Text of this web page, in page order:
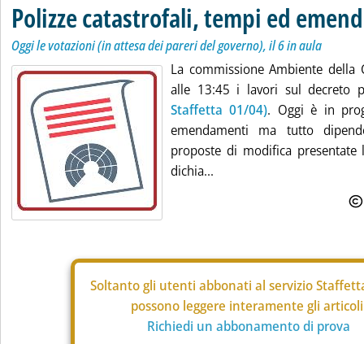
Polizze catastrofali, tempi ed
Oggi le votazioni (in attesa dei pareri del governo), il 6 in aula
La commissione Ambiente della
alle 13:45 i lavori sul decreto
Staffetta 01/04). Oggi è in
emendamenti ma tutto
proposte di modifica presentate
dichia...
Soltanto gli utenti abbonati al servizio
possono leggere interamente gli
Richiedi un abbonamento di prova